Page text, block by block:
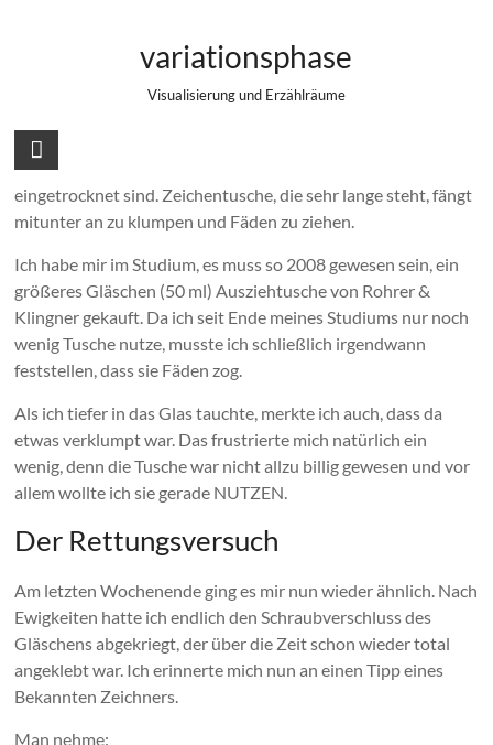
variationsphase
Visualisierung und Erzählräume
Verklumpte Tusche retten
Der ein oder andere von euch kennt das Problem vielleicht.
Man kramt alte Farben hervor und stellt fest, dass sie
eingetrocknet sind. Zeichentusche, die sehr lange steht, fängt
mitunter an zu klumpen und Fäden zu ziehen.
Ich habe mir im Studium, es muss so 2008 gewesen sein, ein
größeres Gläschen (50 ml) Ausziehtusche von Rohrer &
Klingner gekauft. Da ich seit Ende meines Studiums nur noch
wenig Tusche nutze, musste ich schließlich irgendwann
feststellen, dass sie Fäden zog.
Als ich tiefer in das Glas tauchte, merkte ich auch, dass da
etwas verklumpt war. Das frustrierte mich natürlich ein
wenig, denn die Tusche war nicht allzu billig gewesen und vor
allem wollte ich sie gerade NUTZEN.
Der Rettungsversuch
Am letzten Wochenende ging es mir nun wieder ähnlich. Nach
Ewigkeiten hatte ich endlich den Schraubverschluss des
Gläschens abgekriegt, der über die Zeit schon wieder total
angeklebt war. Ich erinnerte mich nun an einen Tipp eines
Bekannten Zeichners.
Man nehme: